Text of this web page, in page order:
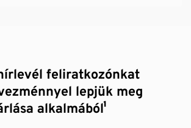
feliratkozónkat
lepjük meg
alkalmából¹